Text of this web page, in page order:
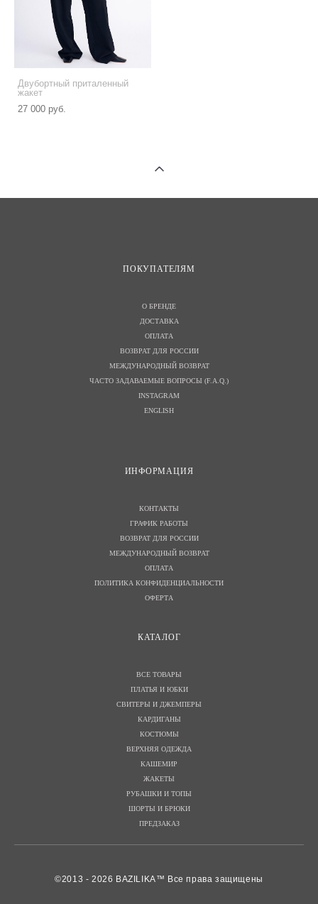
Двубортный приталенный
жакет
27 000 pуб.
ПОКУПАТЕЛЯМ
О БРЕНДЕ
ДОСТАВКА
ОПЛАТА
ВОЗВРАТ ДЛЯ РОССИИ
МЕЖДУНАРОДНЫЙ ВОЗВРАТ
ЧАСТО ЗАДАВАЕМЫЕ ВОПРОСЫ (F.A.Q.)
INSTAGRAM
ENGLISH
ИНФОРМАЦИЯ
КОНТАКТЫ
ГРАФИК РАБОТЫ
ВОЗВРАТ ДЛЯ РОССИИ
МЕЖДУНАРОДНЫЙ ВОЗВРАТ
ОПЛАТА
ПОЛИТИКА КОНФИДЕНЦИАЛЬНОСТИ
ОФЕРТА
КАТАЛОГ
ВСЕ ТОВАРЫ
ПЛАТЬЯ И ЮБКИ
СВИТЕРЫ И ДЖЕМПЕРЫ
КАРДИГАНЫ
КОСТЮМЫ
ВЕРХНЯЯ ОДЕЖДА
КАШЕМИР
ЖАКЕТЫ
РУБАШКИ И ТОПЫ
ШОРТЫ И БРЮКИ
ПРЕДЗАКАЗ
©2013 - 2026 BAZILIKA™ Все права защищены